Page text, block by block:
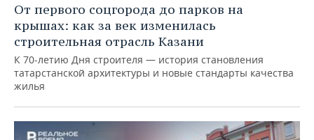
От первого соцгорода до парков на
крышах: как за век изменилась
строительная отрасль Казани
К 70-летию Дня строителя — история становления
татарстанской архитектуры и новые стандарты качества
жилья